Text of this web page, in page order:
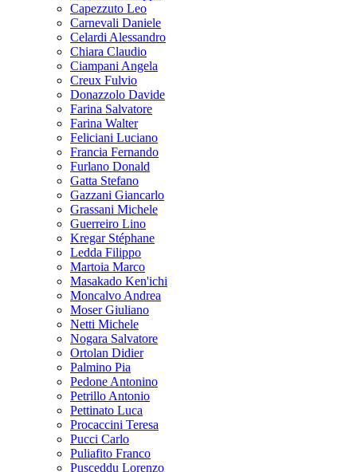
Capezzuto Leo
Carnevali Daniele
Celardi Alessandro
Chiara Claudio
Ciampani Angela
Creux Fulvio
Donazzolo Davide
Farina Salvatore
Farina Walter
Feliciani Luciano
Francia Fernando
Furlano Donald
Gatta Stefano
Gazzani Giancarlo
Grassani Michele
Guerreiro Lino
Kregar Stéphane
Ledda Filippo
Martoia Marco
Masakado Ken'ichi
Moncalvo Andrea
Moser Giuliano
Netti Michele
Nogara Salvatore
Ortolan Didier
Palmino Pia
Pedone Antonino
Petrillo Antonio
Pettinato Luca
Procaccini Teresa
Pucci Carlo
Puliafito Franco
Pusceddu Lorenzo